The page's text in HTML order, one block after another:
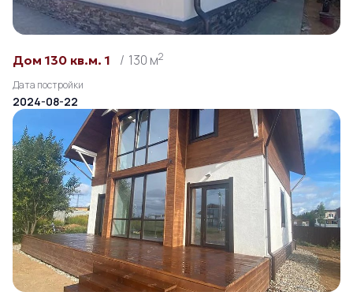
Дом 130 кв.м. 1 130 м2
Дата постройки
2024-08-22